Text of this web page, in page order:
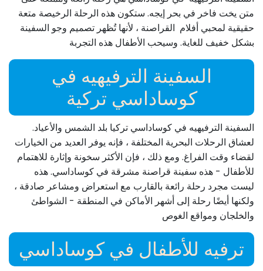
متن يخت فاخر في بحر إيجه. ستكون هذه الرحلة الرخيصة متعة
حقيقية لمحبي أفلام القراصنة ، لأنها تُظهر تصميم وجو السفينة
بشكل خفيف للغاية. وسيحب الأطفال هذه التجربة
السفينة الترفيهيه في
كوساداسي تركية
السفينة الترفيهيه في كوساداسي تركيا بلد الشمس والأعياد.
لعشاق الرحلات البحرية المختلفة ، فإنه يوفر العديد من الخيارات
لقضاء وقت الفراغ. ومع ذلك ، فإن الأكثر سخونة وإثارة للاهتمام
للأطفال - هذه سفينة قراصنة مشرقة في كوساداسي. هذه
ليست مجرد رحلة رائعة بالقارب مع استعراض ومشاعر صادقة ،
ولكنها أيضًا رحلة إلى أشهر الأماكن في المنطقة - الشواطئ
والخلجان ومواقع الغوص
ترفيه للأطفال في كوساداسي